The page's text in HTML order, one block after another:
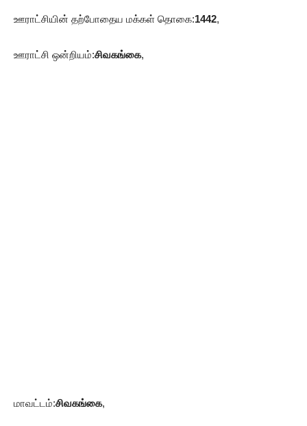
ஊராட்சியின் தற்போதைய மக்கள் தொகை:1442,
ஊராட்சி ஒன்றியம்:சிவகங்கை,
மாவட்டம்:சிவகங்கை,